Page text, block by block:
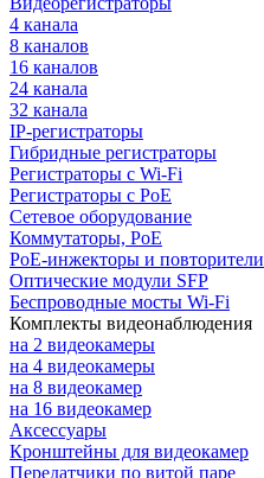
4 канала
8 каналов
16 каналов
24 канала
32 канала
IP-регистраторы
Гибридные регистраторы
Регистраторы с Wi-Fi
Регистраторы с PoE
Сетевое оборудование
Коммутаторы, PoE
PoE-инжекторы и повторители
Оптические модули SFP
Беспроводные мосты Wi-Fi
Комплекты видеонаблюдения
на 2 видеокамеры
на 4 видеокамеры
на 8 видеокамер
на 16 видеокамер
Аксессуары
Кронштейны для видеокамер
Передатчики по витой паре